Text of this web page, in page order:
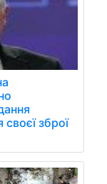
зброї